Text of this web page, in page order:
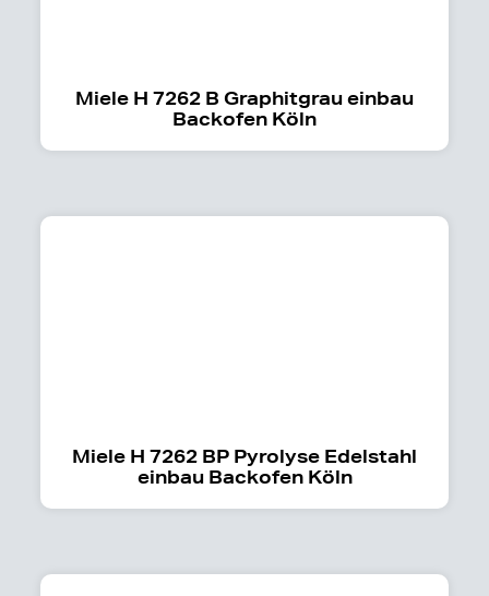
Miele H 7262 B Graphitgrau einbau
Backofen Köln
Miele H 7262 BP Pyrolyse Edelstahl
einbau Backofen Köln